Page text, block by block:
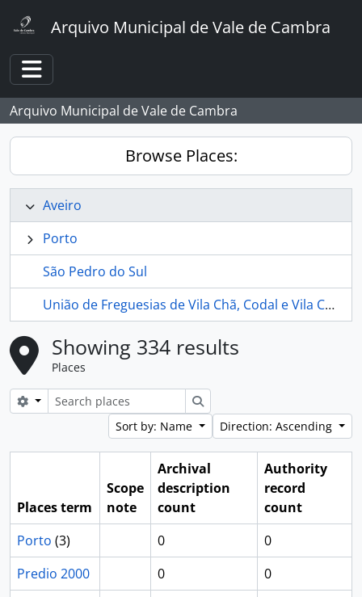
Arquivo Municipal de Vale de Cambra
Toggle navigation
Arquivo Municipal de Vale de Cambra
Browse Places:
Aveiro
Porto
São Pedro do Sul
União de Freguesias de Vila Chã, Codal e Vila Cova de Perrinho
Showing 334 results
Places
Search options
Search
Sort by: Name
Direction: Ascending
Places term
Scope
note
Archival
description
count
Authority
record
count
Porto (3) 0
0
Predio 2000
0
0